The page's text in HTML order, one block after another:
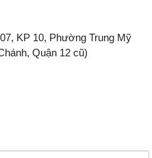
KP 10, Phường Trung Mỹ
Quận 12 cũ)